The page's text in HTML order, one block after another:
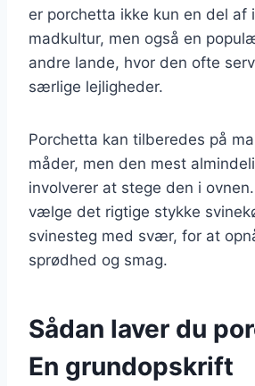
er porchetta ikke kun en del af
madkultur, men også en
andre lande, hvor den ofte
særlige lejligheder.
Porchetta kan tilberedes på
måder, men den mest
involverer at stege den i
vælge det rigtige stykke
svinesteg med svær, for at
sprødhed og smag.
Sådan laver du
En grundopskrift